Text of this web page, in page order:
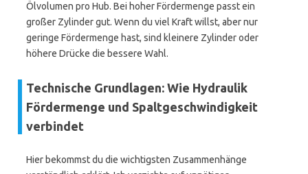
Ölvolumen pro Hub. Bei hoher Fördermenge passt ein
großer Zylinder gut. Wenn du viel Kraft willst, aber nur
geringe Fördermenge hast, sind kleinere Zylinder oder
höhere Drücke die bessere Wahl.
Technische Grundlagen: Wie Hydraulik
Fördermenge und Spaltgeschwindigkeit
verbindet
Hier bekommst du die wichtigsten Zusammenhänge